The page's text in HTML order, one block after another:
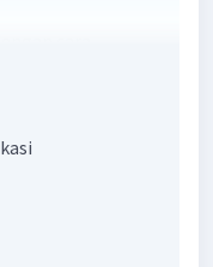
sel telur akan